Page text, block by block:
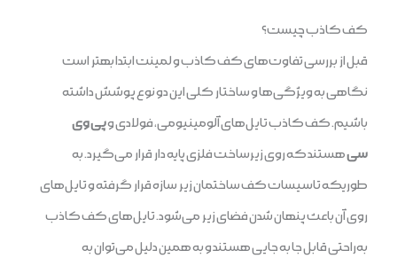
کف کاذب چیست؟
قبل از بررسی تفاوت‌های کف کاذب و لمینت ابتدا بهتر است
نگاهی به ویژگی‌ها و ساختار کلی این دو نوع پوشش داشته
باشیم. کف کاذب تایل‌های آلومینیومی، فولادی وپی وی
سیهستند که روی زیرساخت فلزی پایه دار قرار می‌گیرد. به
طوریکه تاسیسات کف ساختمان زیر سازه قرار گرفته و تایل‌های
روی آن باعث پنهان شدن فضای زیر می‌شود. تایل‌های کف کاذب
به‌راحتی قابل جا به جایی هستند و به همین دلیل می‌توان به